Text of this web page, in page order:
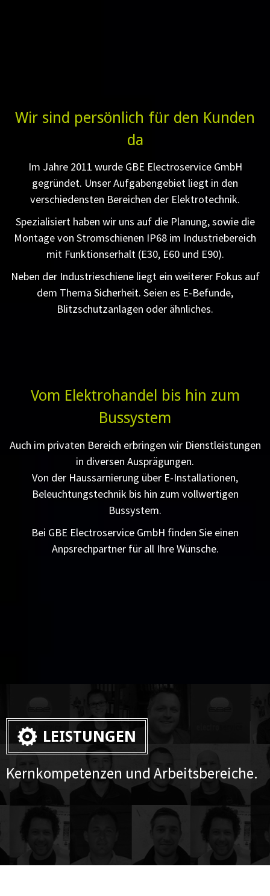
Wir sind persönlich für den Kunden
da
Im Jahre 2011 wurde GBE Electroservice GmbH
gegründet. Unser Aufgabengebiet liegt in den
verschiedensten Bereichen der Elektrotechnik.
Spezialisiert haben wir uns auf die Planung, sowie die
Montage von Stromschienen IP68 im Industriebereich
mit Funktionserhalt (E30, E60 und E90).
Neben der Industrieschiene liegt ein weiterer Fokus auf
dem Thema Sicherheit. Seien es E-Befunde,
Blitzschutzanlagen oder ähnliches.
Vom Elektrohandel bis hin zum
Bussystem
Auch im privaten Bereich erbringen wir Dienstleistungen
in diversen Ausprägungen.
Von der Haussarnierung über E-Installationen,
Beleuchtungstechnik bis hin zum vollwertigen
Bussystem.
Bei GBE Electroservice GmbH finden Sie einen
Anpsrechpartner für all Ihre Wünsche.
LEISTUNGEN
Kernkompetenzen und Arbeitsbereiche.